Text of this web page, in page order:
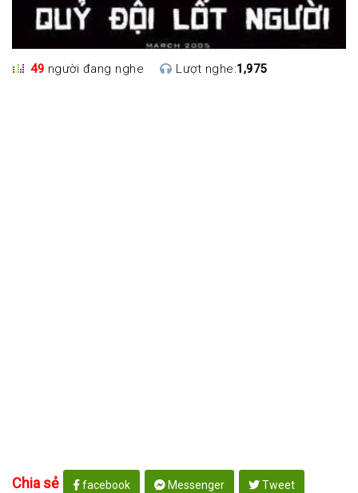
49 người đang nghe Lượt nghe:1,975
Chia sẻ facebook Messenger Tweet